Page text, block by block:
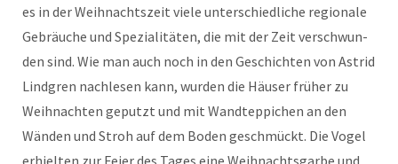
es in der Wei­h­nacht­szeit viele unter­schiedliche regionale
Gebräuche und Spezial­itäten, die mit der Zeit ver­schwun­
den sind. Wie man auch noch in den Geschicht­en von Astrid
Lind­gren nach­le­sen kann, wur­den die Häuser früher zu
Wei­h­nacht­en geputzt und mit Wandtep­pichen an den
Wän­den und Stroh auf dem Boden geschmückt. Die Vogel
erhiel­ten zur Feier des Tages eine Wei­h­nachts­garbe und